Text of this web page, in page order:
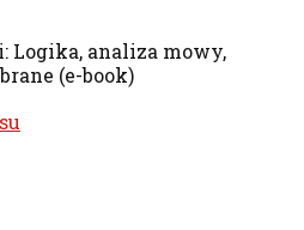
Logika, analiza mowy,
(e-book)